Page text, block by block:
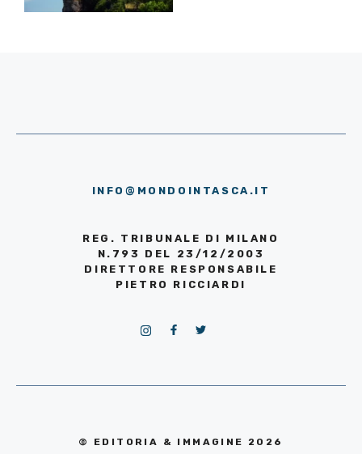
INFO@MONDOINTASCA.IT
REG. TRIBUNALE DI MILANO
N.793 DEL 23/12/2003
DIRETTORE RESPONSABILE
PIETRO RICCIARDI
© EDITORIA & IMMAGINE 2026